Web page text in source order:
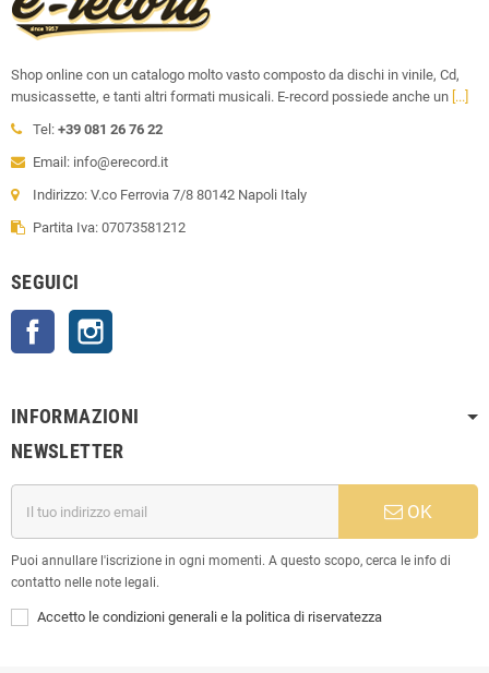
Shop online con un catalogo molto vasto composto da dischi in vinile, Cd,
musicassette, e tanti altri formati musicali. E-record possiede anche un [...]
Tel: +39 081 26 76 22
Email: info@erecord.it
Indirizzo: V.co Ferrovia 7/8 80142 Napoli Italy
Partita Iva: 07073581212
SEGUICI
Facebook
INFORMAZIONI
NEWSLETTER
OK
Puoi annullare l'iscrizione in ogni momenti. A questo scopo, cerca le info di
contatto nelle note legali.
Accetto le condizioni generali e la politica di riservatezza